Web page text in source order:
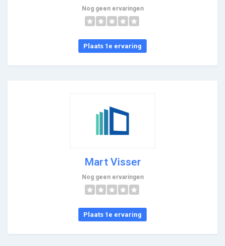
Nog geen ervaringen
Plaats 1e ervaring
Mart Visser
Nog geen ervaringen
Plaats 1e ervaring